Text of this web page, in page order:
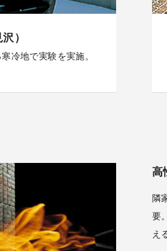
）
冷地で実験を実施。
高
隣
要
え